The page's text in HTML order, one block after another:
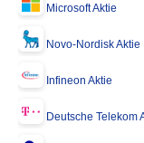
Microsoft Aktie
Novo-Nordisk Aktie
Infineon Aktie
Deutsche Telekom